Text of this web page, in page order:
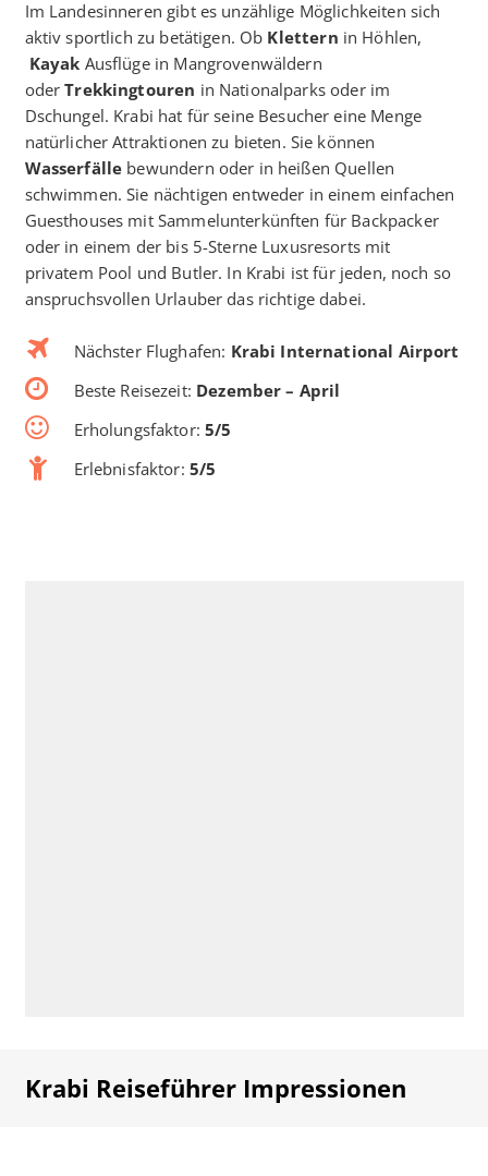
Im Landesinneren gibt es unzählige Möglichkeiten sich
aktiv sportlich zu betätigen. Ob Klettern in Höhlen,
Kayak Ausflüge in Mangrovenwäldern
oderTrekkingtouren in Nationalparks oder im
Dschungel. Krabi hat für seine Besucher eine Menge
natürlicher Attraktionen zu bieten. Sie können
Wasserfälle bewundern oder in heißen Quellen
schwimmen. Sie nächtigen entweder in einem einfachen
Guesthouses mit Sammelunterkünften für Backpacker
oder in einem der bis 5-Sterne Luxusresorts mit
privatem Pool und Butler. In Krabi ist für jeden, noch so
anspruchsvollen Urlauber das richtige dabei.
Nächster Flughafen: Krabi International Airport
Beste Reisezeit: Dezember – April
Erholungsfaktor:5/5
Erlebnisfaktor: 5/5
Krabi Reiseführer Impressionen